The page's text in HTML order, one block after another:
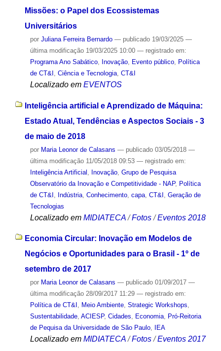
Missões: o Papel dos Ecossistemas
Universitários
por Juliana Ferreira Bernardo — publicado19/03/2025 —
última modificação19/03/2025 10:00 — registrado em:
Programa Ano Sabático, Inovação, Evento público,
Política
de CT&I
Ciência e Tecnologia, CT&I
Localizado em EVENTOS
Inteligência artificial e Aprendizado de Máquina:
Estado Atual, Tendências e Aspectos Sociais - 3
de maio de 2018
por Maria Leonor de Calasans — publicado03/05/2018 —
última modificação11/05/2018 09:53 — registrado em:
Inteligência Artificial
Inovação, Grupo de Pesquisa
Observatório da Inovação e Competitividade - NAP, Política
de CT&I
Indústria, Conhecimento, capa, CT&I Geração de
Tecnologias
Localizado em MIDIATECA /Fotos /Eventos 2018
Economia Circular: Inovação em Modelos de
Negócios e Oportunidades para o Brasil - 1º de
setembro de 2017
por Maria Leonor de Calasans — publicado01/09/2017 —
última modificação28/09/2017 11:29 — registrado em:
Política de CT&I , Meio Ambiente, Strategic Workshops,
Sustentabilidade, ACIESP, Cidades, Economia, Pró-Reitoria
de Pequisa da Universidade de São Paulo, IEA
Localizado em MIDIATECA /Fotos /Eventos 2017